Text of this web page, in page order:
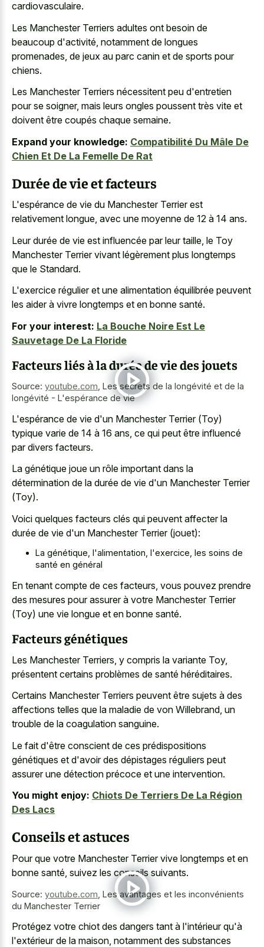
cardiovasculaire.
Les Manchester Terriers adultes ont besoin de
beaucoup d'activité, notamment de longues
promenades, de jeux au parc canin et de sports pour
chiens.
Les Manchester Terriers nécessitent peu d'entretien
pour se soigner, mais leurs ongles poussent très vite et
doivent être coupés chaque semaine.
Expand your knowledge: Compatibilité Du Mâle De
Chien Et De La Femelle De Rat
Durée de vie et facteurs
L'espérance de vie du Manchester Terrier est
relativement longue, avec une moyenne de 12 à 14 ans.
Leur durée de vie est influencée par leur taille, le Toy
Manchester Terrier vivant légèrement plus longtemps
que le Standard.
L'exercice régulier et une alimentation équilibrée peuvent
les aider à vivre longtemps et en bonne santé.
For your interest: La Bouche Noire Est Le
Sauvetage De La Floride
Facteurs liés à la durée de vie des jouets
Source: youtube.com Les secrets de la longévité et de la
longévité - L'espérance de vie
L'espérance de vie d'un Manchester Terrier (Toy)
typique varie de 14 à 16 ans, ce qui peut être influencé
par divers facteurs.
La génétique joue un rôle important dans la
détermination de la durée de vie d'un Manchester Terrier
(Toy).
Voici quelques facteurs clés qui peuvent affecter la
durée de vie d'un Manchester Terrier (jouet):
La génétique, l'alimentation, l'exercice, les soins de
santé en général
En tenant compte de ces facteurs, vous pouvez prendre
des mesures pour assurer à votre Manchester Terrier
(Toy) une vie longue et en bonne santé.
Facteurs génétiques
Les Manchester Terriers, y compris la variante Toy,
présentent certains problèmes de santé héréditaires.
Certains Manchester Terriers peuvent être sujets à des
affections telles que la maladie de von Willebrand, un
trouble de la coagulation sanguine.
Le fait d'être conscient de ces prédispositions
génétiques et d'avoir des dépistages réguliers peut
assurer une détection précoce et une intervention.
You might enjoy: Chiots De Terriers De La Région
Des Lacs
Conseils et astuces
Pour que votre Manchester Terrier vive longtemps et en
bonne santé, suivez les conseils suivants.
Source: youtube.com Les avantages et les inconvénients
du Manchester Terrier
Protégez votre chiot des dangers tant à l'intérieur qu'à
l'extérieur de la maison, notamment des substances